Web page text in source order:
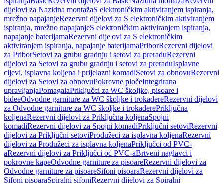
dijelovi za Nazidna montažaS elektroničkim aktiviranjem ispiranja,
mrežno napajanjeRezervni dijelovi za S elektroničkim aktiviranjem
ispiranja, mrežno napajanjeS elektroničkim aktiviranjem ispiranja,
napajanje baterijamaRezervni dijelovi za S elektroničkim
aktiviranjem ispiranja, napajanje baterijamaPriborRezervni dijelovi
za PriborSetovi za grubu gradnju i setovi za preraduRezervni
dijelovi za Setovi za grubu gradnju i setovi za preraduIsplavne
cijevi, isplavna koljena i prijelazni komadiSetovi za obnovuRezervni
dijelovi za Setovi za obnovuPokrovne pločeIntegrirana
upravljanjaPomagalaPriključci za WC školjke, pisoare i
bideeOdvodne garniture za WC školjke i trokadereRezervni dijelovi
za Odvodne garniture za WC školjke i trokaderePriključna
koljenaRezervni dijelovi za Priključna koljenaSpojni
komadiRezervni dijelovi za Spojni komadiPriključni setoviRezervni
dijelovi za Priključni setoviProdužeci za isplavna koljenaRezervni
dijelovi za Produžeci za isplavna koljenaPriključci od PVC-
aRezervni dijelovi za Priključci od PVC-aBrtveni naglavci i
pokrovne kapeOdvodne garniture za pisoareRezervni dijelovi za
Odvodne garniture za pisoareSifoni pisoaraRezervni dijelovi za
Sifoni pisoaraSpiralni sifoniRezervni dijelovi za Spiralni